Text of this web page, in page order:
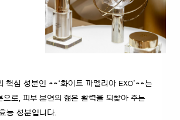
핵심 성분인 **‘화이트 까멜리아 EXO’**는
으로, 피부 본연의 젊은 활력을 되찾아 주는
능 성분입니다.